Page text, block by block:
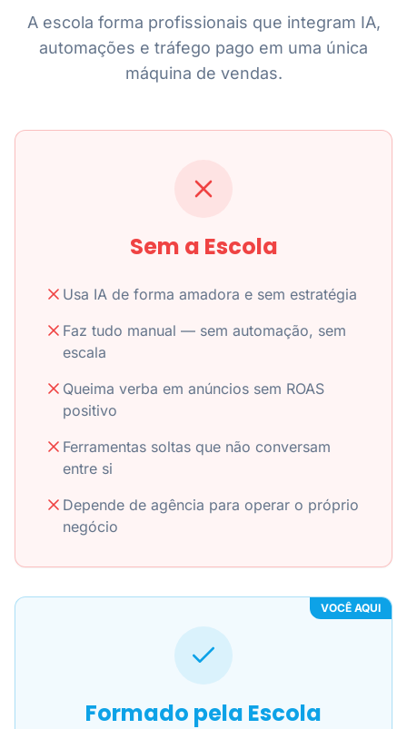
A escola forma profissionais que integram IA,
automações e tráfego pago em uma única
máquina de vendas.
Sem a Escola
Usa IA de forma amadora e sem estratégia
Faz tudo manual — sem automação, sem
escala
Queima verba em anúncios sem ROAS
positivo
Ferramentas soltas que não conversam
entre si
Depende de agência para operar o próprio
negócio
VOCÊ AQUI
Formado pela Escola